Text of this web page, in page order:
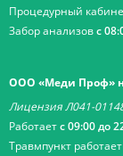
Процедурный
Забор анализовс
ООО «Меди Проф»
Лицензия Л041-
Работаетс 09:00 до
Травмпункт работает